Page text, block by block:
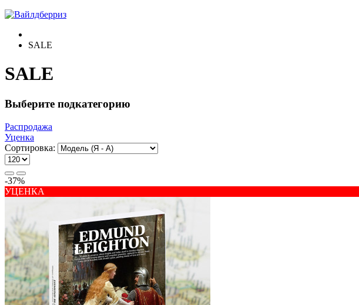
SALE
SALE
Выберите подкатегорию
Распродажа
Уценка
Сортировка:
-37%
УЦЕНКА